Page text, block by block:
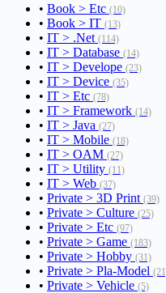
• Book > Etc (10)
• Book > IT (13)
• IT > .Net (114)
• IT > Database (14)
• IT > Develope (23)
• IT > Device (35)
• IT > Etc (78)
• IT > Framework (14)
• IT > Java (27)
• IT > Mobile (18)
• IT > OAM (27)
• IT > Utility (11)
• IT > Web (37)
• Private > 3D Print (39)
• Private > Culture (25)
• Private > Etc (97)
• Private > Game (183)
• Private > Hobby (31)
• Private > Pla-Model
• Private > Vehicle (5)